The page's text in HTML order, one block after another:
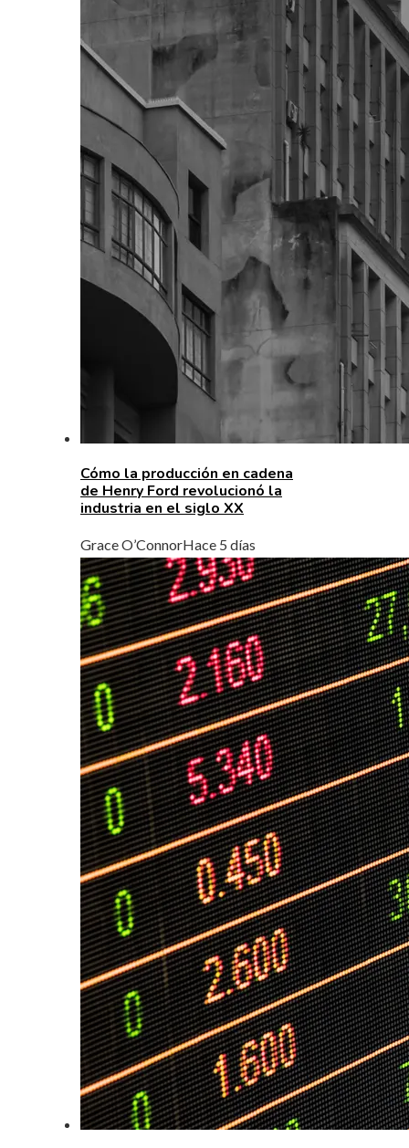
Cómo la producción en cadena
de Henry Ford revolucionó la
industria en el siglo XX
Grace O’ConnorHace 5 días